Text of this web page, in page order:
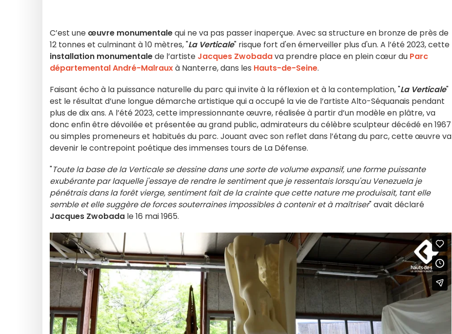
C’est une œuvre monumentalequi ne va pas passer inaperçue. Avec sa structure en bronze de près de
12 tonnes et culminant à 10 mètres, "La Verticale" risque fort d'en émerveiller plus d'un. A l’été 2023, cette
installation monumentalede l’artiste Jacques Zwobadava prendre place en plein cœur du Parc
départemental André-Malrauxà Nanterre, dans les Hauts-de-Seine.
Faisant écho à la puissance naturelle du parc qui invite à la réflexion et à la contemplation, "La Verticale"
est le résultat d’une longue démarche artistique qui a occupé la vie de l’artiste Alto-Séquanais pendant
plus de dix ans. A l’été 2023, cette impressionnante œuvre, réalisée à partir d’un modèle en plâtre, va
donc enfin être dévoilée et présentée au grand public, admirateurs du célèbre sculpteur décédé en 1967
ou simples promeneurs et habitués du parc. Jouant avec son reflet dans l’étang du parc, cette œuvre va
devenir le contrepoint poétique des immenses tours de La Défense.
"Toute la base de la Verticale se dessine dans une sorte de volume expansif, une forme puissante
exubérante par laquelle j'essaye de rendre le sentiment que je ressentais lorsqu'au Venezuela je
pénétrais dans la forêt vierge, sentiment fait de la crainte que cette nature me produisait, tant elle
semble et elle suggère de forces souterraines impossibles à contenir et à maîtriser" avait déclaré
Jacques Zwobada le 16 mai 1965.